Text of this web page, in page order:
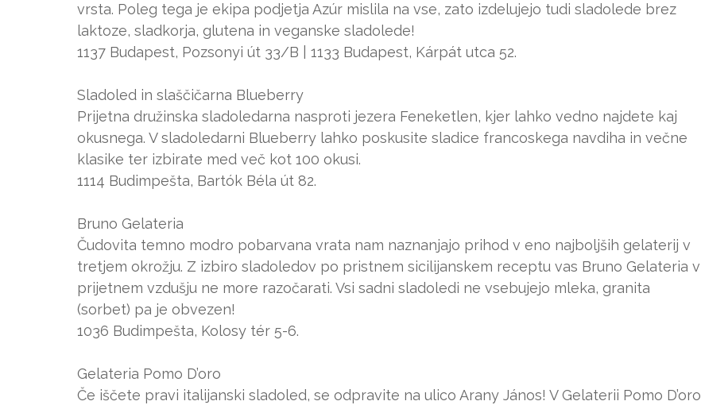
vrsta. Poleg tega je ekipa podjetja Azúr mislila na vse, zato izdelujejo tudi sladolede brez
laktoze, sladkorja, glutena in veganske sladolede!
1137 Budapest, Pozsonyi út 33/B | 1133 Budapest, Kárpát utca 52.
Sladoled in slaščičarna Blueberry
Prijetna družinska sladoledarna nasproti jezera Feneketlen, kjer lahko vedno najdete kaj
okusnega. V sladoledarni Blueberry lahko poskusite sladice francoskega navdiha in večne
klasike ter izbirate med več kot 100 okusi.
1114 Budimpešta, Bartók Béla út 82.
Bruno Gelateria
Čudovita temno modro pobarvana vrata nam naznanjajo prihod v eno najboljših gelaterij v
tretjem okrožju. Z izbiro sladoledov po pristnem sicilijanskem receptu vas Bruno Gelateria v
prijetnem vzdušju ne more razočarati. Vsi sadni sladoledi ne vsebujejo mleka, granita
(sorbet) pa je obvezen!
1036 Budimpešta, Kolosy tér 5-6.
Gelateria Pomo D’oro
Če iščete pravi italijanski sladoled, se odpravite na ulico Arany János! V Gelaterii Pomo D’oro